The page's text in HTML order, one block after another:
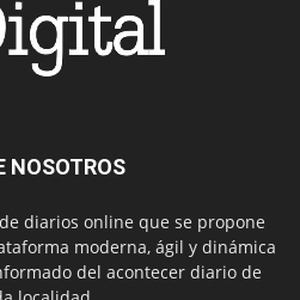
NOSOTROS
diarios online que se propone
moderna, ágil y dinámica
del acontecer diario de